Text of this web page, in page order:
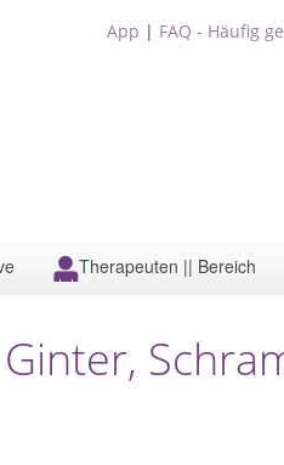
App | FAQ - Häufig
Therapeuten || Bereich